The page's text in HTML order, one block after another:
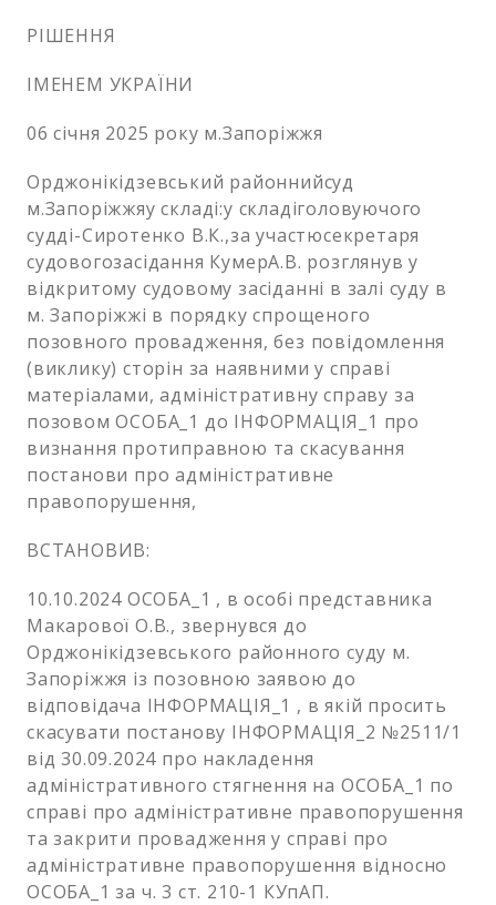
РІШЕННЯ
ІМЕНЕМ УКРАЇНИ
06 січня 2025 року м.Запоріжжя
Орджонікідзевський районнийсуд
м.Запоріжжяу складі:у складіголовуючого
судді-Сиротенко В.К.,за участюсекретаря
судовогозасідання КумерА.В. розглянув у
відкритому судовому засіданні в залі суду в
м. Запоріжжі в порядку спрощеного
позовного провадження, без повідомлення
(виклику) сторін за наявними у справі
матеріалами, адміністративну справу за
позовом ОСОБА_1 до ІНФОРМАЦІЯ_1 про
визнання протиправною та скасування
постанови про адміністративне
правопорушення,
ВСТАНОВИВ:
10.10.2024 ОСОБА_1 , в особі представника
Макарової О.В., звернувся до
Орджонікідзевського районного суду м.
Запоріжжя із позовною заявою до
відповідача ІНФОРМАЦІЯ_1 , в якій просить
скасувати постанову ІНФОРМАЦІЯ_2 №2511/1
від 30.09.2024 про накладення
адміністративного стягнення на ОСОБА_1 по
справі про адміністративне правопорушення
та закрити провадження у справі про
адміністративне правопорушення відносно
ОСОБА_1 за ч. 3 ст. 210-1 КУпАП.